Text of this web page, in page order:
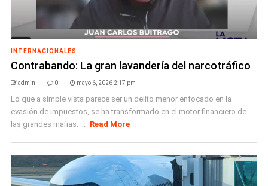
INTERNACIONALES
Contrabando: La gran lavandería del narcotráfico
admin 0 mayo 6, 2026 2:17 pm
Lo que a simple vista parece ser un delito menor enfocado en la
evasión de impuestos, se ha transformado en el motor financiero de
las grandes mafias. ...
Read More